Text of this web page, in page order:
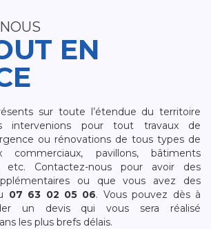
EN
sur toute l’étendue du territoire
intervenions pour tout travaux de
ou rénovations de tous types de
pavillons, bâtiments
etc. Contactez-nous pour avoir des
ou que vous avez des
07 63 02 05 06. Vous pouvez dès à
un devis qui vous sera réalisé
les plus brefs délais.